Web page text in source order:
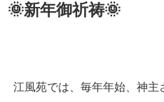
🌞新年御祈祷🌞
江風苑では、毎年年始、神主